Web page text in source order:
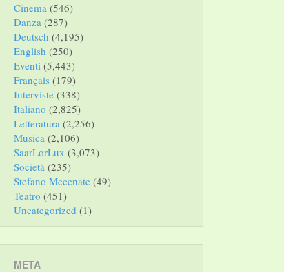
Cinema (546)
Danza (287)
Deutsch (4,195)
English (250)
Eventi (5,443)
Français (179)
Interviste (338)
Italiano (2,825)
Letteratura (2,256)
Musica (2,106)
SaarLorLux (3,073)
Società (235)
Stefano Mecenate (49)
Teatro (451)
Uncategorized (1)
META